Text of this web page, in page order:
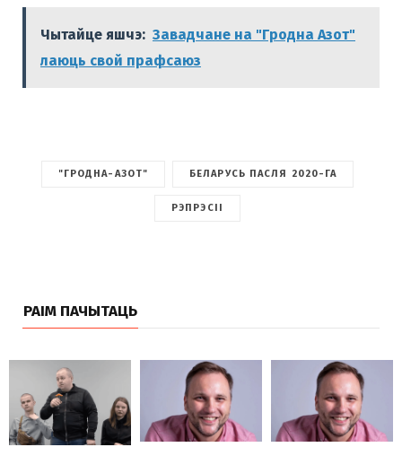
Чытайце яшчэ: Завадчане на "Гродна Азот"
лаюць свой прафсаюз
"ГРОДНА-АЗОТ" БЕЛАРУСЬ ПАСЛЯ 2020-ГА
РЭПРЭСІІ
РАІМ ПАЧЫТАЦЬ